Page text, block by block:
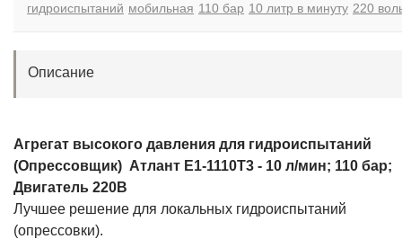
гидроиспытаний мобильная 110 бар 10 литр в минуту 220
Описание
Агрегат высокого давления для гидроиспытаний
(Опрессовщик) Атлант Е1-1110Т3 - 10 л/мин; 110 бар;
Двигатель 220В
Лучшее решение для локальных гидроиспытаний
(опрессовки).